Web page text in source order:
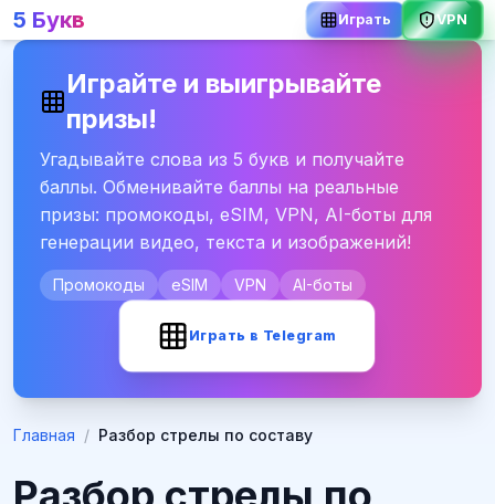
5 Букв Играть VPN
Играйте и выигрывайте
призы!
Угадывайте слова из 5 букв и получайте
баллы. Обменивайте баллы на реальные
призы: промокоды, eSIM, VPN, AI-боты для
генерации видео, текста и изображений!
Промокоды eSIM VPN AI-боты
Играть в Telegram
Главная / Разбор стрелы по составу